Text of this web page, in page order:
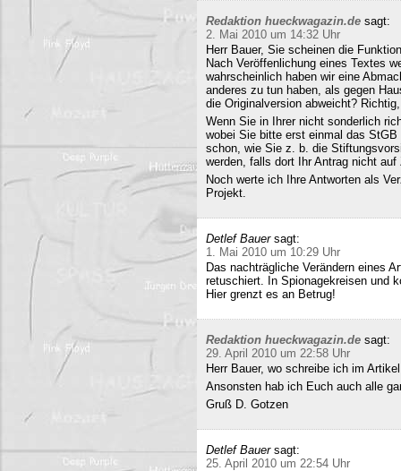
Redaktion hueckwagazin.de sagt:
2. Mai 2010 um 14:32 Uhr
Herr Bauer, Sie scheinen die
Nach Veröffenlichung eines Textes
wahrscheinlich haben wir eine
anderes zu tun haben, als gegen
die Originalversion abweicht?
Wenn Sie in Ihrer nicht sonderlich
wobei Sie bitte erst einmal das
schon, wie Sie z. b. die
werden, falls dort Ihr Antrag nicht
Noch werte ich Ihre Antworten als
Projekt.
Detlef Bauer sagt:
1. Mai 2010 um 10:29 Uhr
Das nachträgliche Verändern eines
retuschiert. In Spionagekreisen und
Hier grenzt es an Betrug!
Redaktion hueckwagazin.de sagt:
29. April 2010 um 22:58 Uhr
Herr Bauer, wo schreibe ich im
Ansonsten hab ich Euch auch alle
Gruß D. Gotzen
Detlef Bauer sagt:
25. April 2010 um 22:54 Uhr